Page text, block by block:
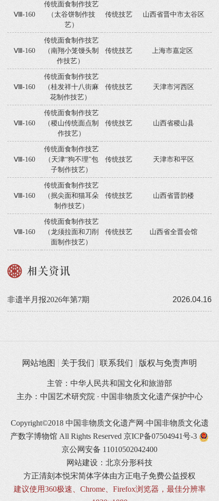
Ⅷ-160
传统面食制作技艺
（太谷饼制作技
艺）
传统技艺 山西省晋中市太谷区
Ⅷ-160
传统面食制作技艺
（南翔小笼馒头制
作技艺）
传统技艺 上海市嘉定区
Ⅷ-160
传统面食制作技艺
（桂发祥十八街麻
花制作技艺）
传统技艺 天津市河西区
Ⅷ-160
传统面食制作技艺
（稷山传统面点制
作技艺）
传统技艺 山西省稷山县
Ⅷ-160
传统面食制作技艺
（天津“狗不理”包
子制作技艺）
传统技艺 天津市和平区
Ⅷ-160
传统面食制作技艺
（抿尖面和猫耳朵
制作技艺）
传统技艺 山西省晋韵楼
Ⅷ-160
传统面食制作技艺
（龙须拉面和刀削
面制作技艺）
传统技艺 山西省全晋会馆
相关资讯
2026.04.16
非遗半月报2026年第7期
网站地图 关于我们 联系我们 版权与免责声明
主管：中华人民共和国文化和旅游部
主办：中国艺术研究院 · 中国非物质文化遗产保护中心
Copyright©2018 中国非物质文化遗产网·中国非物质文化遗
产数字博物馆 All Rights Reserved 京ICP备07504941号-3
京公网安备 11010502042400
网站建设：北京分形科技
方正清刻本悦宋简体字体由方正电子免费公益授权
建议使用360极速、Chrome、Firefox浏览器，最佳分辨率